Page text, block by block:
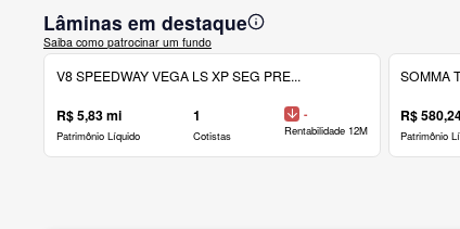
Lâminas em destaque
Saiba como patrocinar um fundo
V8 SPEEDWAY VEGA LS XP SEG PRE...
R$ 5,83 mi
Patrimônio Líquido
1
Cotistas
-
Rentabilidade 12M
SOMMA
R$
Patrimônio